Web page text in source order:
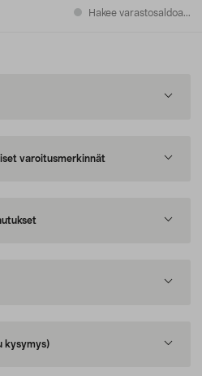
Hakee varastosaldoa...
varoitusmerkinnät
kysymys)